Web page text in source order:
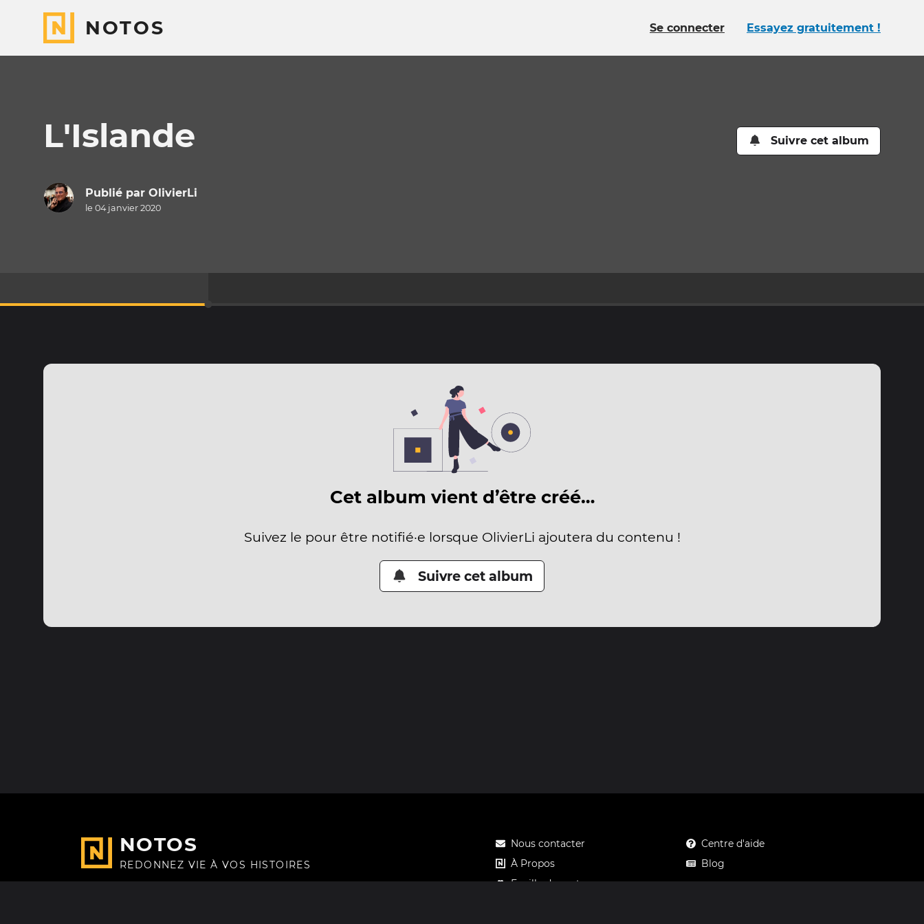
NOTOS Se connecter Essayez gratuitement !
L'Islande Suivre cet album
Publié par OlivierLi
le 04 janvier 2020
Cet album vient d’être créé…
Suivez le pour être notifié·e lorsque OlivierLi ajoutera du contenu !
Suivre cet album
NOTOS
REDONNEZ VIE À VOS HISTOIRES
Nous contacter
À Propos
Feuille de route
Centre d'aide
Blog